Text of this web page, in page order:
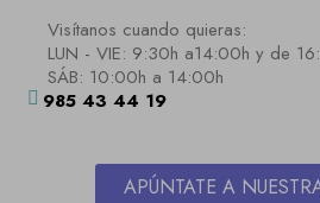
Visítanos cuando quieras:
LUN - VIE: 9:30h a14:00h y de
SÁB: 10:00h a 14:00h
985 43 44 19
APÚNTATE A